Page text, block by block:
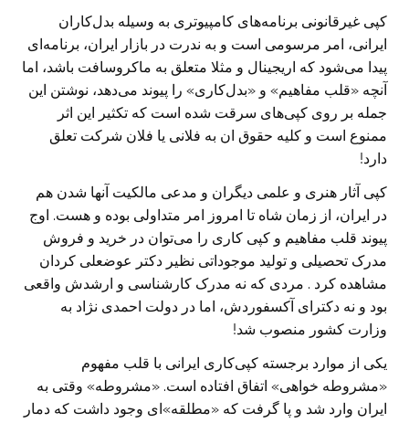
کپی غیرقانونی برنامه‌های کامپیوتری به وسیله بدل‌کاران
ایرانی، امر مرسومی است و به ندرت در بازار ایران، برنامه‌ای
پیدا می‌شود که اریجینال و مثلا متعلق به ماکروسافت باشد، اما
آنچه «قلب مفاهیم» و «بدل‌کاری» را پیوند می‌دهد، نوشتن این
جمله بر روی کپی‌های سرقت شده است که تکثیر این اثر
ممنوع است و کلیه حقوق ان به فلانی یا فلان شرکت تعلق
دارد!
کپی آثار هنری و علمی دیگران و مدعی مالکیت آنها شدن هم
در ایران، از زمان شاه تا امروز امر متداولی بوده و هست. اوج
پیوند قلب مفاهیم و کپی کاری را می‌توان در خرید و فروش
مدرک تحصیلی و تولید موجوداتی نظیر دکتر عوضعلی کردان
مشاهده کرد . مردی که نه مدرک کارشناسی و ارشدش واقعی
بود و نه دکترای آکسفوردش، اما در دولت احمدی نژاد به
وزارت کشور منصوب شد!
یکی از موارد برجسته کپی‌کاری ایرانی با قلب مفهوم
«مشروطه خواهی» اتفاق افتاده است. «مشروطه» وقتی به
ایران وارد شد و پا گرفت که «مطلقه»‌ای وجود داشت که دمار